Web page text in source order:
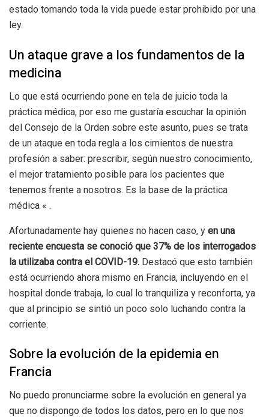
estado tomando toda la vida puede estar prohibido por una
ley.
Un ataque grave a los fundamentos de la
medicina
Lo que está ocurriendo pone en tela de juicio toda la
práctica médica, por eso me gustaría escuchar la opinión
del Consejo de la Orden sobre este asunto, pues se trata
de un ataque en toda regla a los cimientos de nuestra
profesión a saber: prescribir, según nuestro conocimiento,
el mejor tratamiento posible para los pacientes que
tenemos frente a nosotros. Es la base de la práctica
médica « .
Afortunadamente hay quienes no hacen caso, y en una
reciente encuesta se conoció que 37% de los interrogados
la utilizaba contra el COVID-19. Destacó que esto también
está ocurriendo ahora mismo en Francia, incluyendo en el
hospital donde trabaja, lo cual lo tranquiliza y reconforta, ya
que al principio se sintió un poco solo luchando contra la
corriente.
Sobre la evolución de la epidemia en
Francia
No puedo pronunciarme sobre la evolución en general ya
que no dispongo de todos los datos, pero en lo que nos